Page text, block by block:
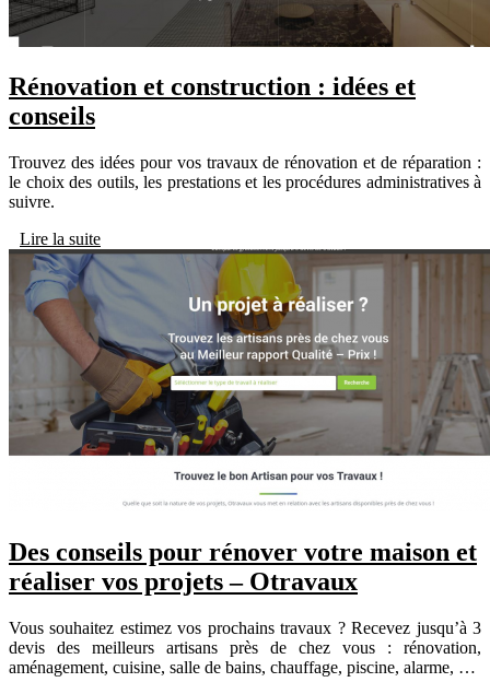
Rénovation et construction : idées et
conseils
Trouvez des idées pour vos travaux de rénovation et de réparation :
le choix des outils, les prestations et les procédures administratives à
suivre.
Lire la suite
Des conseils pour rénover votre maison et
réaliser vos projets – Otravaux
Vous souhaitez estimez vos prochains travaux ? Recevez jusqu’à 3
devis des meilleurs artisans près de chez vous : rénovation,
aménagement, cuisine, salle de bains, chauffage, piscine, alarme, …